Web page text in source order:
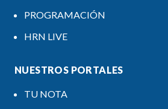
PROGRAMACIÓN
HRN LIVE
NUESTROS PORTALES
TU NOTA